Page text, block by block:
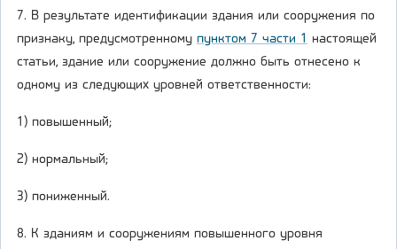
7. В результате идентификации здания или сооружения по
признаку, предусмотренному пунктом 7 части 1 настоящей
статьи, здание или сооружение должно быть отнесено к
одному из следующих уровней ответственности:
1) повышенный;
2) нормальный;
3) пониженный.
8. К зданиям и сооружениям повышенного уровня